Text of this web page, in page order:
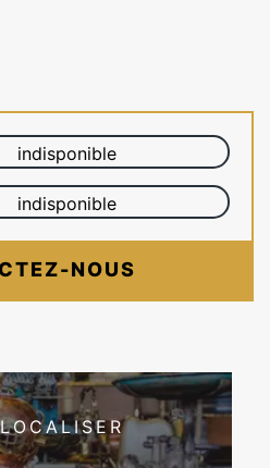
indisponible
indisponible
NOUS